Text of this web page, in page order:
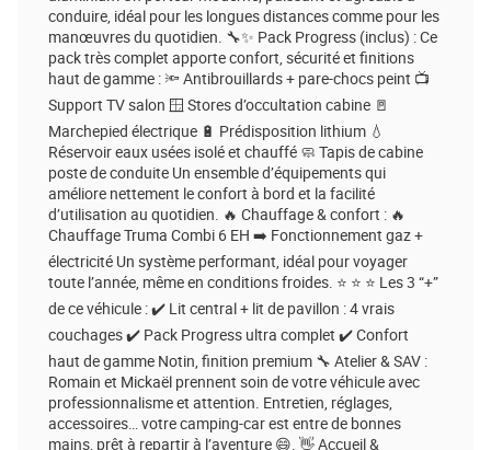
conduire, idéal pour les longues distances comme pour les
manœuvres du quotidien. 🔧✨ Pack Progress (inclus) : Ce
pack très complet apporte confort, sécurité et finitions
haut de gamme : 🔦 Antibrouillards + pare-chocs peint 📺
Support TV salon 🪟 Stores d’occultation cabine 🚪
Marchepied électrique 🔋 Prédisposition lithium 💧
Réservoir eaux usées isolé et chauffé 🧼 Tapis de cabine
poste de conduite Un ensemble d’équipements qui
améliore nettement le confort à bord et la facilité
d’utilisation au quotidien. 🔥 Chauffage & confort : 🔥
Chauffage Truma Combi 6 EH ➡️ Fonctionnement gaz +
électricité Un système performant, idéal pour voyager
toute l’année, même en conditions froides. ⭐ ⭐ ⭐ Les 3 “+”
de ce véhicule : ✔️ Lit central + lit de pavillon : 4 vrais
couchages ✔️ Pack Progress ultra complet ✔️ Confort
haut de gamme Notin, finition premium 🔧 Atelier & SAV :
Romain et Mickaël prennent soin de votre véhicule avec
professionnalisme et attention. Entretien, réglages,
accessoires… votre camping-car est entre de bonnes
mains, prêt à repartir à l’aventure 😄. 👋 Accueil &